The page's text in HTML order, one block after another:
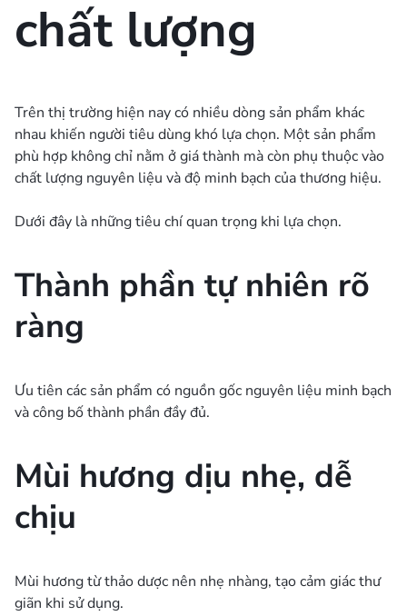
chất lượng
Trên thị trường hiện nay có nhiều dòng sản phẩm khác
nhau khiến người tiêu dùng khó lựa chọn. Một sản phẩm
phù hợp không chỉ nằm ở giá thành mà còn phụ thuộc vào
chất lượng nguyên liệu và độ minh bạch của thương hiệu.
Dưới đây là những tiêu chí quan trọng khi lựa chọn.
Thành phần tự nhiên rõ
ràng
Ưu tiên các sản phẩm có nguồn gốc nguyên liệu minh bạch
và công bố thành phần đầy đủ.
Mùi hương dịu nhẹ, dễ
chịu
Mùi hương từ thảo dược nên nhẹ nhàng, tạo cảm giác thư
giãn khi sử dụng.